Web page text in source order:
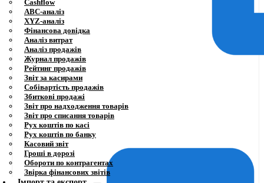
Cashflow
ABC-аналіз
XYZ-аналіз
Фінансова довідка
Аналіз витрат
Аналіз продажів
Журнал продажів
Рейтинг продажів
Звіт за касирами
Собівартість продажів
Збиткові продажі
Звіт про надходження товарів
Звіт про списання товарів
Рух коштів по касі
Рух коштів по банку
Касовий звіт
Гроші в дорозі
Обороти по контрагентах
Звірка фінансових звітів